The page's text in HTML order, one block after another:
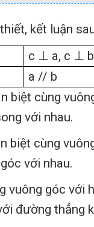
kết luận
c ⊥ a, c ⊥
a // b
biệt cùng
với nhau.
biệt cùng
với nhau.
vuông góc với
đường thẳng
cùng vuông